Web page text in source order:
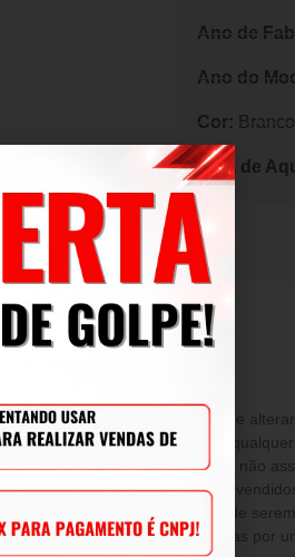
Ano de
Ano do
Cor: Branco
Data de
2.3 A reserva-se o direito de alterar, modificar, melhorar ou realizar alterações
que julgar necessário, em
tempo, sem aviso prévio, e não
alterações nos produtos já
2.4 Todas as peças, a fim de
condicionalmente analisadas por